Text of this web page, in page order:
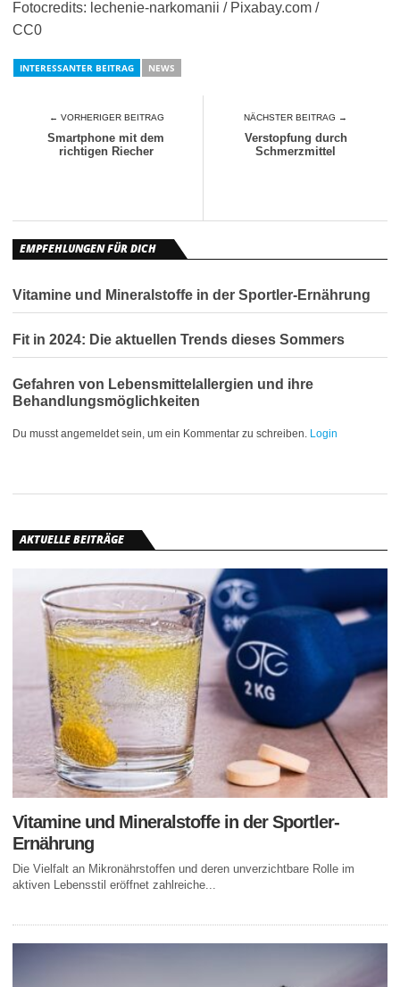
Fotocredits: lechenie-narkomanii / Pixabay.com /
CC0
INTERESSANTER BEITRAG NEWS
← VORHERIGER BEITRAG
Smartphone mit dem
richtigen Riecher
NÄCHSTER BEITRAG →
Verstopfung durch
Schmerzmittel
EMPFEHLUNGEN FÜR DICH
Vitamine und Mineralstoffe in der Sportler-Ernährung
Fit in 2024: Die aktuellen Trends dieses Sommers
Gefahren von Lebensmittelallergien und ihre
Behandlungsmöglichkeiten
Du musst angemeldet sein, um ein Kommentar zu schreiben. Login
AKTUELLE BEITRÄGE
Vitamine und Mineralstoffe in der Sportler-
Ernährung
Die Vielfalt an Mikronährstoffen und deren unverzichtbare Rolle im
aktiven Lebensstil eröffnet zahlreiche...